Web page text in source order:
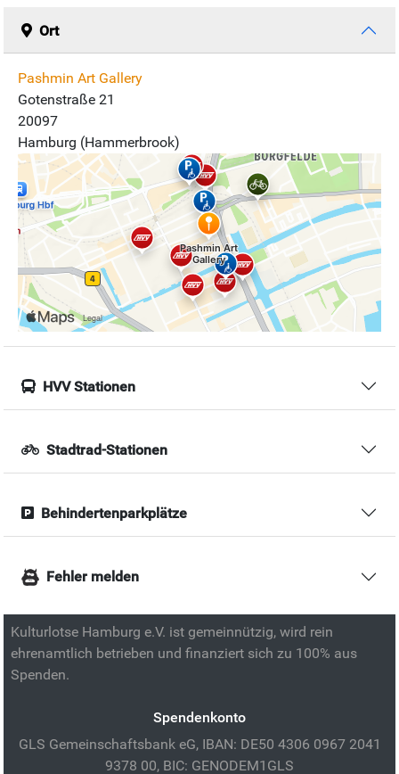
Ort
Pashmin Art Gallery
Gotenstraße 21
20097
Hamburg (Hammerbrook)
HVV Stationen
Stadtrad-Stationen
Behindertenparkplätze
Fehler melden
Kulturlotse Hamburg e.V. ist gemeinnützig, wird rein
ehrenamtlich betrieben und finanziert sich zu 100% aus
Spenden.
Spendenkonto
GLS Gemeinschaftsbank eG, IBAN: DE50 4306 0967 2041
9378 00, BIC: GENODEM1GLS